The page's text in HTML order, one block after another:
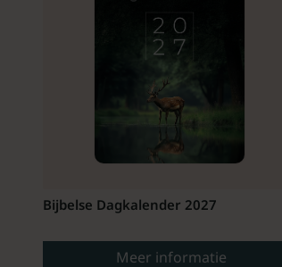
Bijbelse Dagkalender 2027
Meer informatie